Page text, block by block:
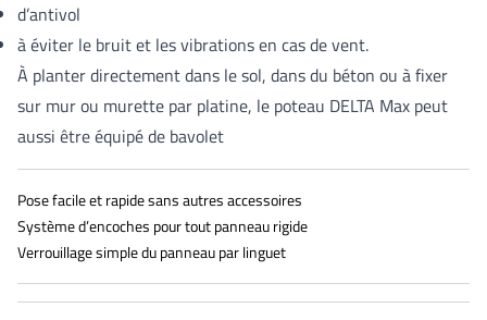
d’antivol
à éviter le bruit et les vibrations en cas de vent.
À planter directement dans le sol, dans du béton ou à fixer
sur mur ou murette par platine, le poteau DELTA Max peut
aussi être équipé de bavolet
Pose facile et rapide sans autres accessoires
Système d’encoches pour tout panneau rigide
Verrouillage simple du panneau par linguet